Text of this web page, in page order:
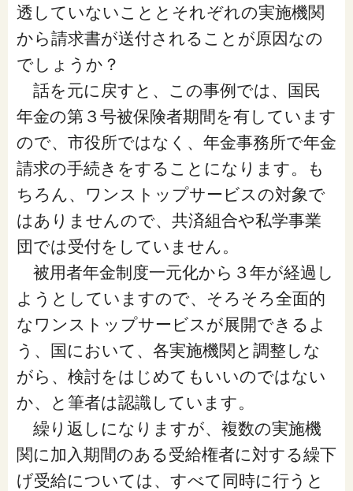
透していないこととそれぞれの実施機関
から請求書が送付されることが原因なの
でしょうか？
話を元に戻すと、この事例では、国民
年金の第３号被保険者期間を有しています
ので、市役所ではなく、年金事務所で年金
請求の手続きをすることになります。も
ちろん、ワンストップサービスの対象で
はありませんので、共済組合や私学事業
団では受付をしていません。
被用者年金制度一元化から３年が経過し
ようとしていますので、そろそろ全面的
なワンストップサービスが展開できるよ
う、国において、各実施機関と調整しな
がら、検討をはじめてもいいのではない
か、と筆者は認識しています。
繰り返しになりますが、複数の実施機
関に加入期間のある受給権者に対する繰下
げ受給については、すべて同時に行うと